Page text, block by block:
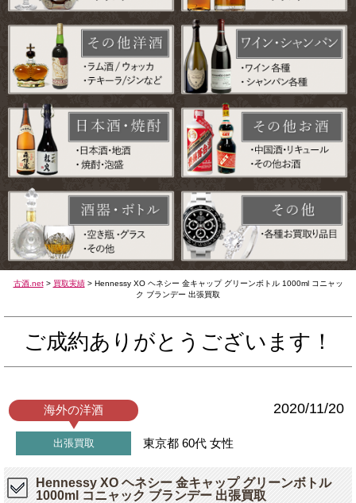
古酒.net> 買取実績> Hennessy XO ヘネシー 金キャップ グリーンボトル 1000ml コニャッ
ク ブランデー 出張買取
ご成約ありがとうございます！
海外の洋酒 2020/11/20
出張買取 東京都 60代 女性
Hennessy XO ヘネシー 金キャップ グリーンボトル
1000ml コニャック ブランデー 出張買取